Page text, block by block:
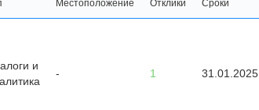
Местоположение Отклики Сроки
и
- 1 31.01.2025